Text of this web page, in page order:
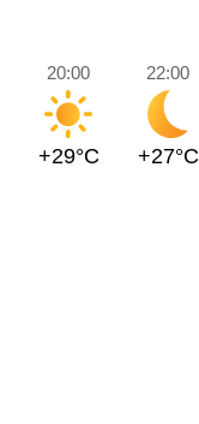
20:00
+29°C
22:00
+27°C